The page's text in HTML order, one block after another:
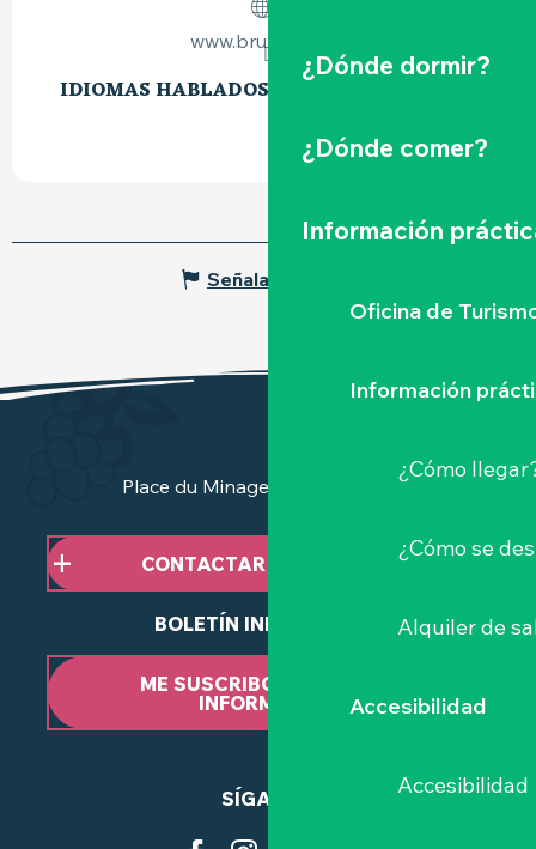
¿Dónde dormir?
¿Dónde comer?
Información
Oficina de
Información
¿Cómo
¿Cómo se
Alquiler de
Accesibilidad
Accesibilidad
www.brumecbd.fr
IDIOMAS HABLADOS
IDIOMAS HABLADOS
Señalar un error
Place du Minage - 44190 Clisson
CONTACTAR CON NOSOTROS
BOLETÍN INFORMATIVO
ME SUSCRIBO AL BOLETÍN
INFORMATIVO
SÍGANOS